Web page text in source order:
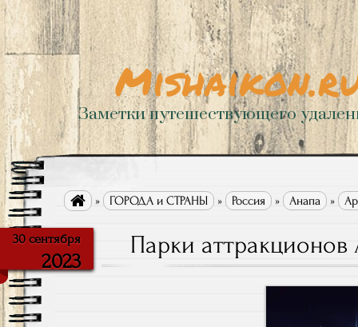
Заметки путешествующего
 » ГОРОДА и СТРАНЫ » Россия » Анапа »
30 сентября
2023
Парки